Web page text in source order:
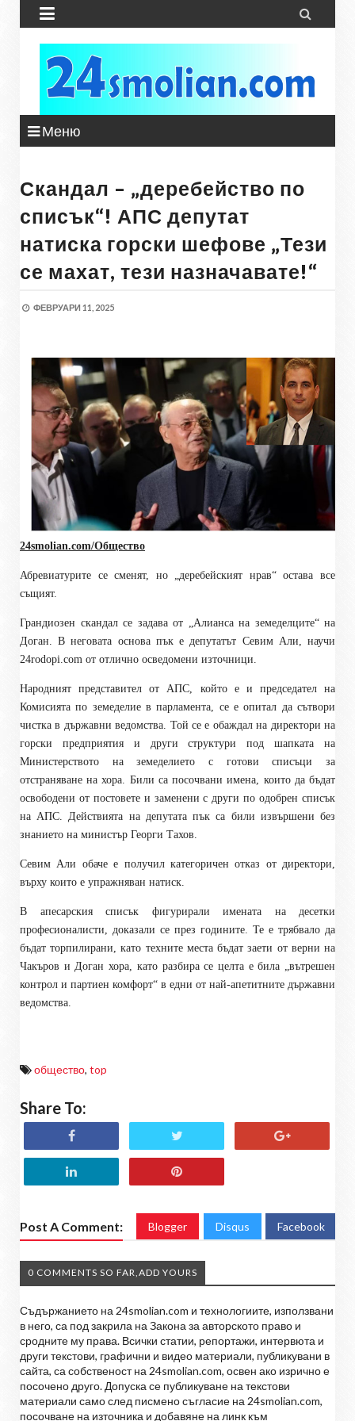
 
Меню
Скандал – „деребейство по
списък“! АПС депутат
натиска горски шефове „Тези
се махат, тези назначавате!“
ФЕВРУАРИ 11, 2025
24smolian.com/Общество
Абревиатурите се сменят, но „деребейският нрав“ остава все
същият.
Грандиозен скандал се задава от „Алианса на земеделците“ на
Доган. В неговата основа пък е депутатът Севим Али, научи
24rodopi.com от отлично осведомени източници.
Народният представител от АПС, който е и председател на
Комисията по земеделие в парламента, се е опитал да сътвори
чистка в държавни ведомства. Той се е обаждал на директори на
горски предприятия и други структури под шапката на
Министерството на земеделието с готови списъци за
отстраняване на хора. Били са посочвани имена, които да бъдат
освободени от постовете и заменени с други по одобрен списък
на АПС. Действията на депутата пък са били извършени без
знанието на министър Георги Тахов.
Севим Али обаче е получил категоричен отказ от директори,
върху които е упражняван натиск.
В апесарския списък фигурирали имената на десетки
професионалисти, доказали се през годините. Те е трябвало да
бъдат торпилирани, като техните места бъдат заети от верни на
Чакъров и Доган хора, като разбира се целта е била „вътрешен
контрол и партиен комфорт“ в едни от най-апетитните държавни
ведомства.
общество, top
Share To:
Post A Comment: Blogger Disqus Facebook
0 COMMENTS SO FAR,ADD YOURS
Съдържанието на 24smolian.com и технологиите, използвани
в него, са под закрила на Закона за авторското право и
сродните му права. Всички статии, репортажи, интервюта и
други текстови, графични и видео материали, публикувани в
сайта, са собственост на 24smolian.com, освен ако изрично е
посочено друго. Допуска се публикуване на текстови
материали само след писмено съгласие на 24smolian.com,
посочване на източника и добавяне на линк към